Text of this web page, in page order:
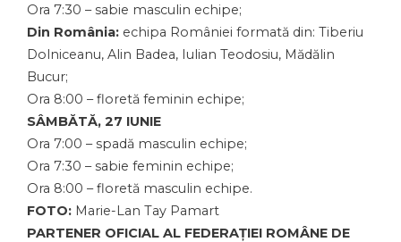
Ora 7:30 – sabie masculin echipe;
Din România: echipa României formată din: Tiberiu
Dolniceanu, Alin Badea, Iulian Teodosiu, Mădălin
Bucur;
Ora 8:00 – floretă feminin echipe;
SÂMBĂTĂ, 27 IUNIE
Ora 7:00 – spadă masculin echipe;
Ora 7:30 – sabie feminin echipe;
Ora 8:00 – floretă masculin echipe.
FOTO: Marie-Lan Tay Pamart
PARTENER OFICIAL AL FEDERAȚIEI ROMÂNE DE